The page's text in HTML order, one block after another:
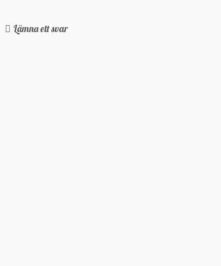
Lämna ett svar